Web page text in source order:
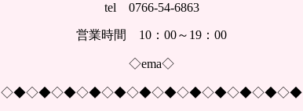
tel 0766-54-6863
営業時間 10：00～19：00
◇ema◇
◇◆◇◆◇◆◇◆◇◆◇◆◇◆◇◆◇◆◇◆◇◆◇◆